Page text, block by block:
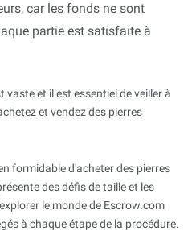
car les fonds ne sont
partie est satisfaite à
vaste et il est essentiel de veiller à
et vendez des pierres
formidable d'acheter des pierres
des défis de taille et les
le monde de Escrow.com
à chaque étape de la procédure.